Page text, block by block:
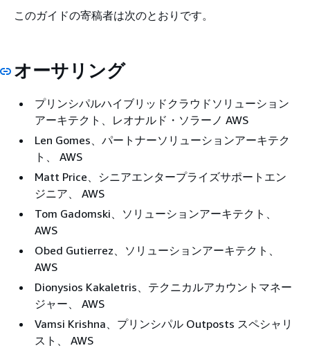
このガイドの寄稿者は次のとおりです。
オーサリング
プリンシパルハイブリッドクラウドソリューション
アーキテクト、レオナルド・ソラーノ AWS
Len Gomes、パートナーソリューションアーキテク
ト、 AWS
Matt Price、シニアエンタープライズサポートエン
ジニア、 AWS
Tom Gadomski、ソリューションアーキテクト、
AWS
Obed Gutierrez、ソリューションアーキテクト、
AWS
Dionysios Kakaletris、テクニカルアカウントマネー
ジャー、 AWS
Vamsi Krishna、プリンシパル Outposts スペシャリ
スト、 AWS